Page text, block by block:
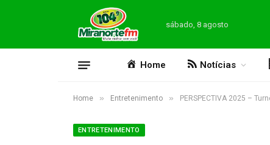
sábado, 8 agosto
Home Notícias
Home » Entretenimento » PERSPECTIVA 2025 –
ENTRETENIMENTO